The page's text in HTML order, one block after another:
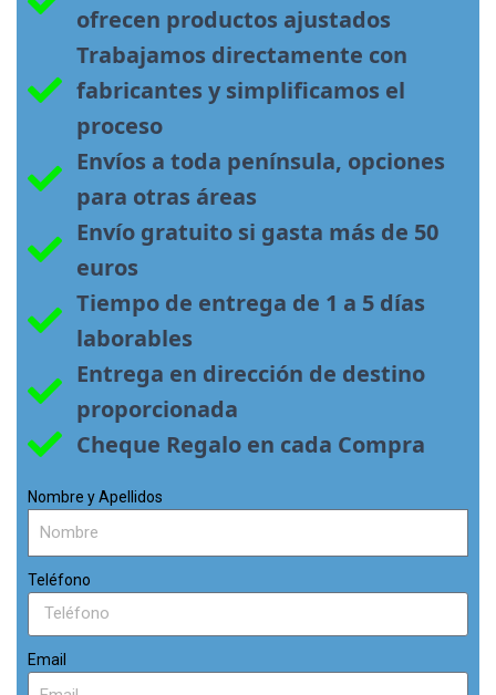
ofrecen productos ajustados
Trabajamos directamente con
fabricantes y simplificamos el
proceso
Envíos a toda península, opciones
para otras áreas
Envío gratuito si gasta más de 50
euros
Tiempo de entrega de 1 a 5 días
laborables
Entrega en dirección de destino
proporcionada
Cheque Regalo en cada Compra
Nombre y Apellidos
Teléfono
Email